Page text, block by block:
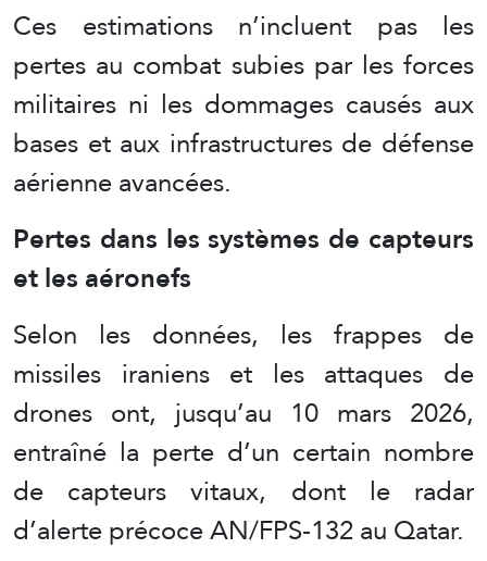
Ces estimations n’incluent pas les
pertes au combat subies par les forces
militaires ni les dommages causés aux
bases et aux infrastructures de défense
aérienne avancées.
Pertes dans les systèmes de capteurs
et les aéronefs
Selon les données, les frappes de
missiles iraniens et les attaques de
drones ont, jusqu’au 10 mars 2026,
entraîné la perte d’un certain nombre
de capteurs vitaux, dont le radar
d’alerte précoce AN/FPS-132 au Qatar.